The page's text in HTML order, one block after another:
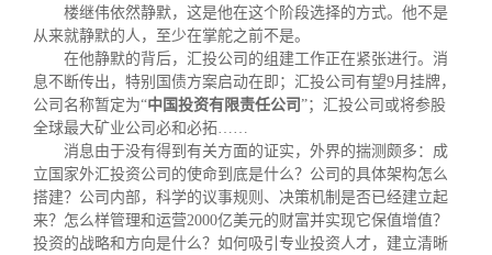
楼继伟依然静默，这是他在这个阶段选择的方式。他不是
从来就静默的人，至少在掌舵之前不是。
在他静默的背后，汇投公司的组建工作正在紧张进行。消
息不断传出，特别国债方案启动在即；汇投公司有望9月挂牌，
公司名称暂定为“中国投资有限责任公司 ”；汇投公司或将参股
全球最大矿业公司必和必拓……
消息由于没有得到有关方面的证实，外界的揣测颇多：成
立国家外汇投资公司的使命到底是什么？公司的具体架构怎么
搭建？公司内部，科学的议事规则、决策机制是否已经建立起
来？怎么样管理和运营2000亿美元的财富并实现它保值增值？
投资的战略和方向是什么？如何吸引专业投资人才，建立清晰